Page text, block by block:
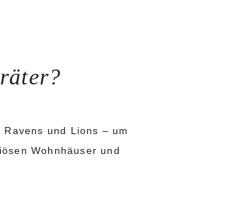
und Lions – um
Wohnhäuser und